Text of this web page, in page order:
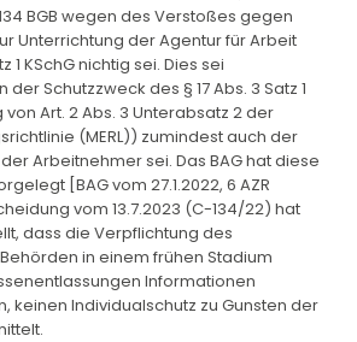
BGB wegen des Verstoßes gegen
Unterrichtung der Agentur für Arbeit
1 KSchG nichtig sei. Dies sei
Schutzzweck des § 17 Abs. 3 Satz 1
von Art. 2 Abs. 3 Unterabsatz 2 der
(MERL)) zumindest auch der
Arbeitnehmer sei. Das BAG hat diese
[BAG vom 27.1.2022, 6 AZR
vom 13.7.2023 (C-134/22) hat
dass die Verpflichtung des
in einem frühen Stadium
Informationen
keinen Individualschutz zu Gunsten der